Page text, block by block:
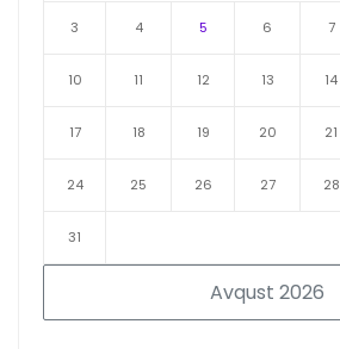
Avqust 2026
3 4 5 6 7
10 11 12 13 14
17 18 19 20 21
24 25 26 27 28
31